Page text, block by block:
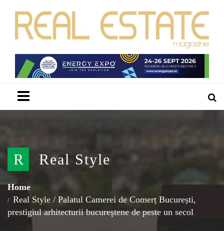
R Real Style
Home
Real Style / Palatul Camerei de Comerț București,
prestigiul arhitecturii bucureştene de peste un secol